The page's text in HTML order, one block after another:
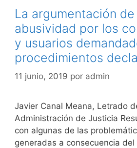
La argumentación de
abusividad por los
y usuarios
procedimientos
11 junio, 2019 por admin
Javier Canal Meana, Letrado
Administración de Justicia
con algunas de las
generadas a consecuencia